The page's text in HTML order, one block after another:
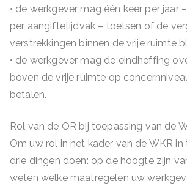
• de werkgever mag één keer per jaar
per aangiftetijdvak – toetsen of de
verstrekkingen binnen de vrije ruimte
• de werkgever mag de eindheffing
boven de vrije ruimte op
betalen.
Rol van de OR bij toepassing van de
Om uw rol in het kader van de WKR
drie dingen doen: op de hoogte zijn
weten welke maatregelen uw